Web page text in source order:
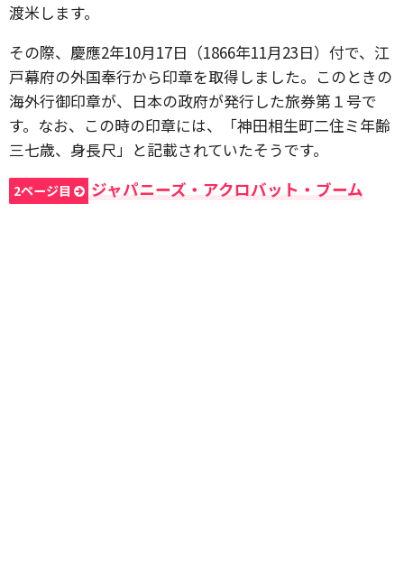
渡米します。
その際、慶應2年10月17日（1866年11月23日）付で、江
戸幕府の外国奉行から印章を取得しました。このときの
海外行御印章が、日本の政府が発行した旅券第１号で
す。なお、この時の印章には、「神田相生町二住ミ年齢
三七歳、身長尺」と記載されていたそうです。
2ページ目 ジャパニーズ・アクロバット・ブーム